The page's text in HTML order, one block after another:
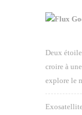
Deux
croire à
explore le